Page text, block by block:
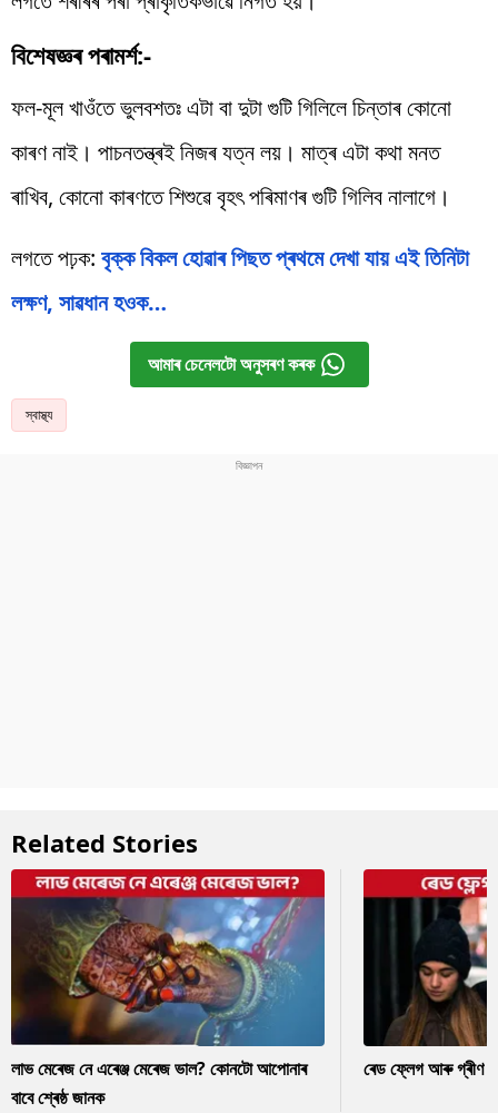
বিশেষজ্ঞৰ পৰামৰ্শ:-
ফল-মূল খাওঁতে ভুলবশতঃ এটা বা দুটা গুটি গিলিলে চিন্তাৰ কোনো
কাৰণ নাই। পাচনতন্ত্ৰই নিজৰ যত্ন লয়। মাত্ৰ এটা কথা মনত
ৰাখিব, কোনো কাৰণতে শিশুৱে বৃহৎ পৰিমাণৰ গুটি গিলিব নালাগে।
লগতে পঢ়ক: বৃক্ক বিকল হোৱাৰ পিছত প্ৰথমে দেখা যায় এই তিনিটা
লক্ষণ, সাৱধান হওক…
আমাৰ চেনেলটো অনুসৰণ কৰক
স্বাস্থ্য
Related Stories
লাভ মেৰেজ নে এৰেঞ্জ মেৰেজ ভাল? কোনটো আপোনাৰ
বাবে শ্ৰেষ্ঠ জানক
ৰেড ফ্লেগ আৰু গ্ৰীণ